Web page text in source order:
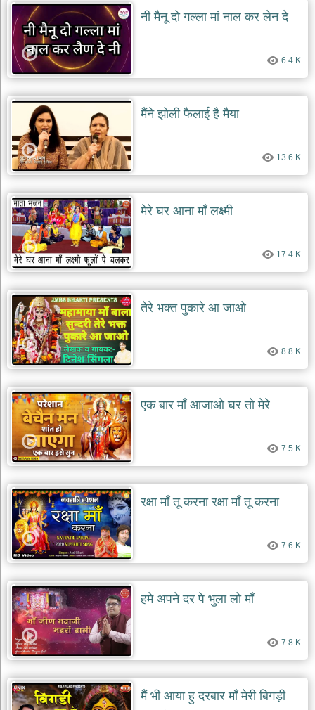
नी मैनू दो गल्ला मां नाल कर लेन दे
6.4 K
मैंने झोली फैलाई है मैया
13.6 K
मेरे घर आना माँ लक्ष्मी
17.4 K
तेरे भक्त पुकारे आ जाओ
8.8 K
एक बार माँ आजाओ घर तो मेरे
7.5 K
रक्षा माँ तू करना रक्षा माँ तू करना
7.6 K
हमे अपने दर पे भुला लो माँ
7.8 K
मैं भी आया हु दरबार माँ मेरी बिगड़ी